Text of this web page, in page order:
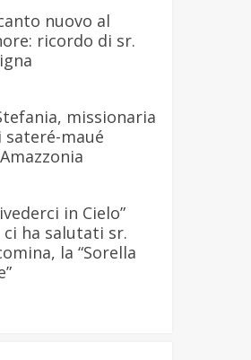
nuovo al
ricordo di sr.
missionaria
sateré-maué
in Cielo”
ci ha salutati sr.
la “Sorella